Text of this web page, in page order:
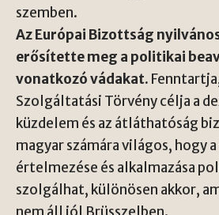
szemben.
Az Európai Bizottság
erősítette meg a politikai
vonatkozó vádakat.
Szolgáltatási Törvény célja a
küzdelem és az átláthatóság
magyar számára világos, hogy
értelmezése és alkalmazása
szolgálhat, különösen akkor,